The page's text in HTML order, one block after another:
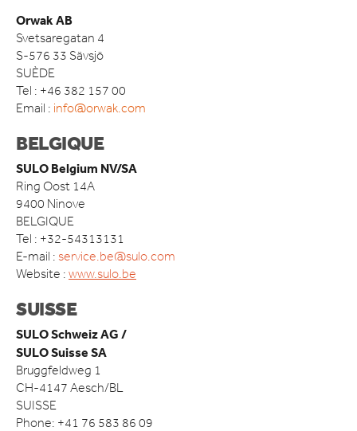
ACCESSOIRES
DOMAINE D’APPLICATION
DÉTAIL ALIMENTAIRE
DÉTAILLANTS NON ALIMENTAIRE
HÔTELS ET RESTAURANTS
INDUSTRIE MANUFACTURIÈRE
ENTREPÔTS ET CENTRES DE LOGISTIQUE
ACTUALITÉS
QUI SOMMES-NOUS
COMPACT IS IMPACT
LES VALEURS D’ORWAK
PROUD TO BUILD ORWAK
50 ANS D’INNOVATION
CERTIFICATS ISO
CONTACT
Orwak AB
Svetsaregatan 4
S-576 33 Sävsjö
SUÈDE
Tel : +46 382 157 00
Email : info@orwak.com
BELGIQUE
SULO Belgium NV/SA
Ring Oost 14A
9400 Ninove
BELGIQUE
Tel : +32-54313131
E-mail : service.be@sulo.com
Website : www.sulo.be
SUISSE
SULO Schweiz AG /
SULO Suisse SA
Bruggfeldweg 1
CH-4147 Aesch/BL
SUISSE
Phone: +41 76 583 86 09